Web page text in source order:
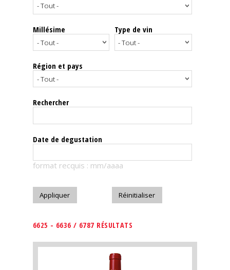
Spiritueux
Notes
dégustation
Le
magazine
Télécharger
Millésime Type de vin
Région et pays
Rechercher
Date de degustation
format recquis : mm/aaaa
6625 - 6636 / 6787 RÉSULTATS